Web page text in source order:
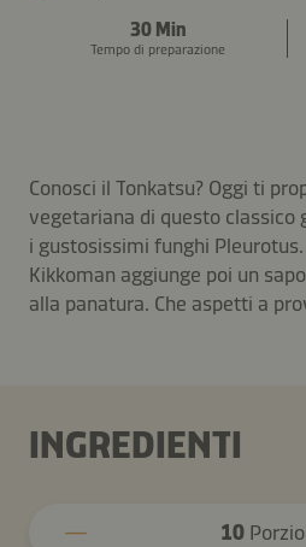
30 Min
Tempo di preparazione
Conosci il Tonkatsu? Oggi ti
vegetariana di questo classico
i gustosissimi funghi
Kikkoman aggiunge poi un
alla panatura. Che aspetti a
INGREDIENTI
10